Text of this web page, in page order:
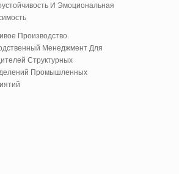
И Эмоциональная
Производство.
Менеджмент Для
Структурных
Промышленных